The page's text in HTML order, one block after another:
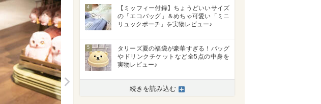
>
4
【ミッフィー付録】ちょうどいいサイズ
の「エコバッグ」＆めちゃ可愛い「ミニ
リュックポーチ」を実物レビュー♪
5
タリーズ夏の福袋が豪華すぎる！バッグ
やドリンクチケットなど全5点の中身を
実物レビュー♪
続きを読み込む